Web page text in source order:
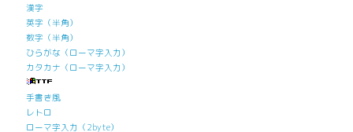
漢字
英字（半角）
数字（半角）
ひらがな（ローマ字入力）
カタカナ（ローマ字入力）
手書き風
レトロ
ローマ字入力（2byte）